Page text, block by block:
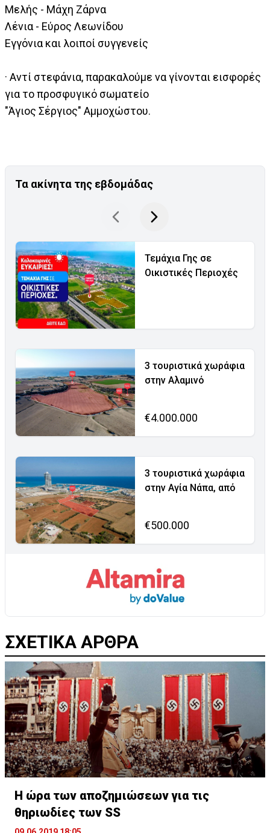
Μελής - Μάχη Ζάρνα
Λένια - Εύρος Λεωνίδου
Εγγόνια και λοιποί συγγενείς
· Αντί στεφάνια, παρακαλούμε να γίνονται εισφορές
για το προσφυγικό σωματείο
"Άγιος Σέργιος" Αμμοχώστου.
Τα ακίνητα της εβδομάδας
Τεμάχια Γης σε
Οικιστικές Περιοχές
3 τουριστικά χωράφια
στην Αλαμινό
€4.000.000
3 τουριστικά χωράφια
στην Αγία Νάπα, από
€500.000
ΣΧΕΤΙΚΑ ΑΡΘΡΑ
Η ώρα των αποζημιώσεων για τις
θηριωδίες των SS